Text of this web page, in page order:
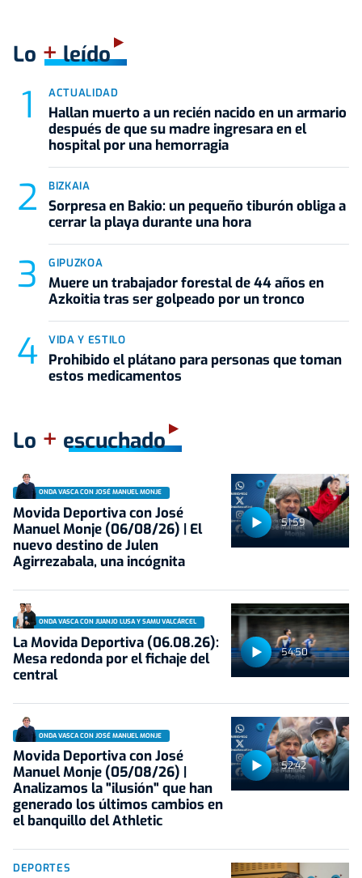
Lo +leído
ACTUALIDAD
Hallan muerto a un recién nacido en un armario
después de que su madre ingresara en el
hospital por una hemorragia
BIZKAIA
Sorpresa en Bakio: un pequeño tiburón obliga a
cerrar la playa durante una hora
GIPUZKOA
Muere un trabajador forestal de 44 años en
Azkoitia tras ser golpeado por un tronco
VIDA Y ESTILO
Prohibido el plátano para personas que toman
estos medicamentos
Lo + escuchado
51:59
ONDA VASCA CON JOSÉ MANUEL MONJE
Movida Deportiva con José
Manuel Monje (06/08/26) | El
nuevo destino de Julen
Agirrezabala, una incógnita
54:50
ONDA VASCA CON JUANJO LUSA Y SAMU VALCÁRCEL
La Movida Deportiva (06.08.26):
Mesa redonda por el fichaje del
central
52:42
ONDA VASCA CON JOSÉ MANUEL MONJE
Movida Deportiva con José
Manuel Monje (05/08/26) |
Analizamos la "ilusión" que han
generado los últimos cambios en
el banquillo del Athletic
DEPORTES